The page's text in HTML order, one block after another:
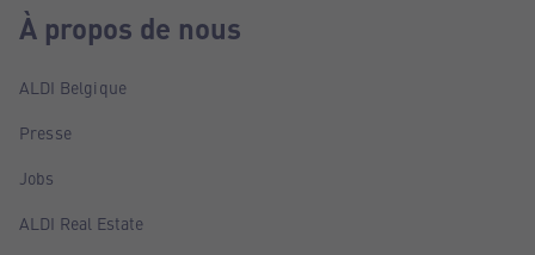
À propos de nous
ALDI Belgique
Presse
Jobs
ALDI Real Estate